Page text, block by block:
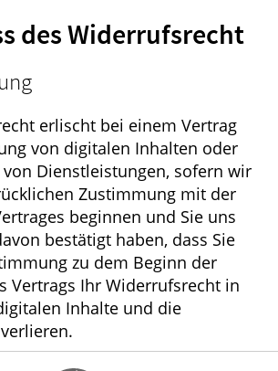
des Widerrufsrecht
erlischt bei einem Vertrag
von digitalen Inhalten oder
Dienstleistungen, sofern wir
Zustimmung mit der
beginnen und Sie uns
bestätigt haben, dass Sie
zu dem Beginn der
Vertrags Ihr Widerrufsrecht in
Inhalte und die